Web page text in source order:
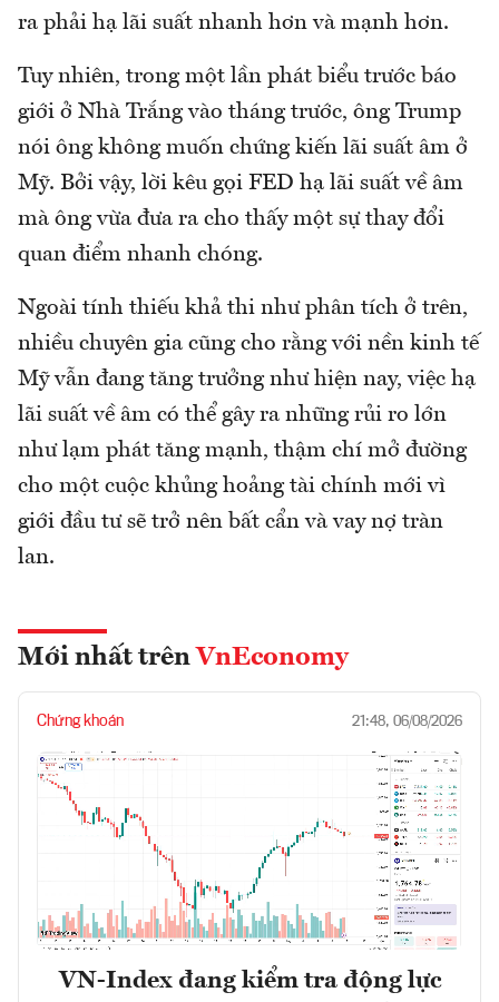
ra phải hạ lãi suất nhanh hơn và mạnh hơn.
Tuy nhiên, trong một lần phát biểu trước báo
giới ở Nhà Trắng vào tháng trước, ông Trump
nói ông không muốn chứng kiến lãi suất âm ở
Mỹ. Bởi vậy, lời kêu gọi FED hạ lãi suất về âm
mà ông vừa đưa ra cho thấy một sự thay đổi
quan điểm nhanh chóng.
Ngoài tính thiếu khả thi như phân tích ở trên,
nhiều chuyên gia cũng cho rằng với nền kinh tế
Mỹ vẫn đang tăng trưởng như hiện nay, việc hạ
lãi suất về âm có thể gây ra những rủi ro lớn
như lạm phát tăng mạnh, thậm chí mở đường
cho một cuộc khủng hoảng tài chính mới vì
giới đầu tư sẽ trở nên bất cẩn và vay nợ tràn
lan.
Mới nhất trên VnEconomy
Chứng khoán 21:48, 06/08/2026
VN-Index đang kiểm tra động lực